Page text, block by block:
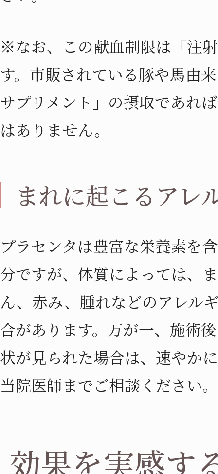
※なお、この献血制限は「注
す。市販されている豚や馬由
サプリメント」の摂取であれ
はありません。
まれに起こるアレ
プラセンタは豊富な栄養素を
分ですが、体質によっては、
ん、赤み、腫れなどのアレル
合があります。万が一、施術
状が見られた場合は、速やか
当院医師までご相談ください。
効果を実感す